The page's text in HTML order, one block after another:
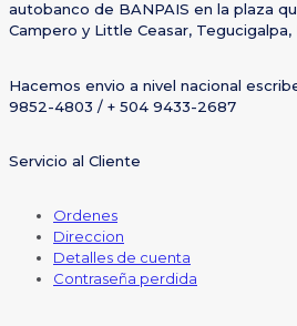
autobanco de BANPAIS en la plaza
Campero y Little Ceasar, Tegucigalpa,
Hacemos envio a nivel nacional
9852-4803 / + 504 9433-2687
Servicio al Cliente
Ordenes
Direccion
Detalles de cuenta
Contraseña perdida